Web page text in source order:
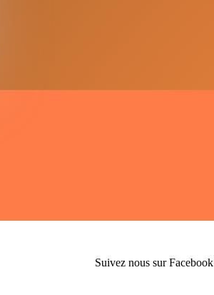
Suivez nous sur Facebook